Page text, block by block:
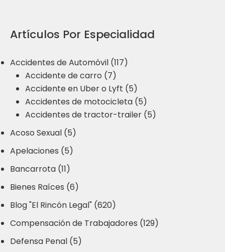
Artículos Por Especialidad
Accidentes de Automóvil (117)
Accidente de carro (7)
Accidente en Uber o Lyft (5)
Accidentes de motocicleta (5)
Accidentes de tractor-trailer (5)
Acoso Sexual (5)
Apelaciones (5)
Bancarrota (11)
Bienes Raíces (6)
Blog "El Rincón Legal" (620)
Compensación de Trabajadores (129)
Defensa Penal (5)